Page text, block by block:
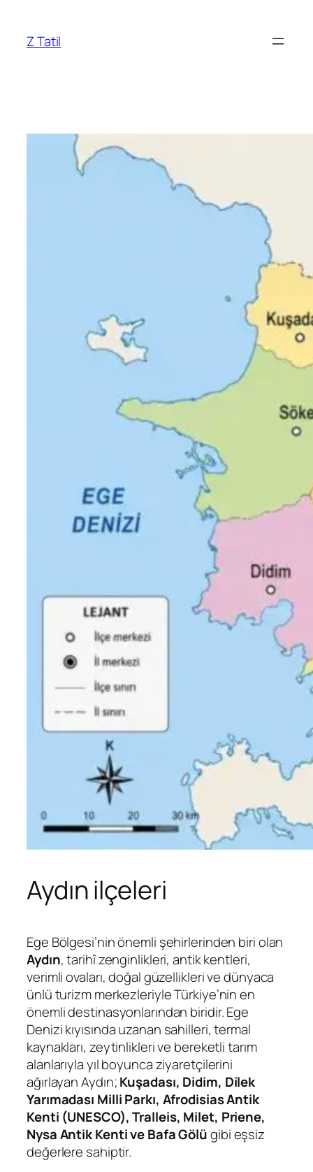
Z Tatil
Aydın ilçeleri
Ege Bölgesi’nin önemli şehirlerinden biri olan
Aydın, tarihî zenginlikleri, antik kentleri,
verimli ovaları, doğal güzellikleri ve dünyaca
ünlü turizm merkezleriyle Türkiye’nin en
önemli destinasyonlarından biridir. Ege
Denizi kıyısında uzanan sahilleri, termal
kaynakları, zeytinlikleri ve bereketli tarım
alanlarıyla yıl boyunca ziyaretçilerini
ağırlayan Aydın;Kuşadası, Didim, Dilek
Yarımadası Milli Parkı, Afrodisias Antik
Kenti (UNESCO), Tralleis, Milet, Priene,
Nysa Antik Kenti ve Bafa Gölügibi eşsiz
değerlere sahiptir.